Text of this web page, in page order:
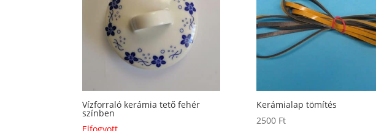
Vízforraló kerámia tető fehér
színben
Kerámialap tömítés
2500 Ft